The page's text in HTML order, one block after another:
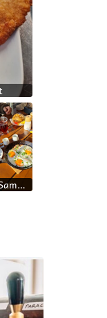
Samstags Frühstück